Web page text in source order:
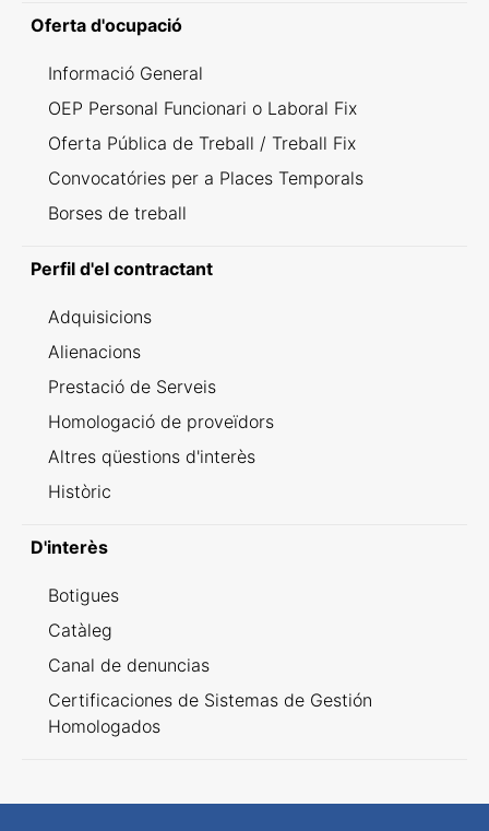
Oferta d'ocupació
Informació General
OEP Personal Funcionari o Laboral Fix
Oferta Pública de Treball / Treball Fix
Convocatóries per a Places Temporals
Borses de treball
Perfil d'el contractant
Adquisicions
Alienacions
Prestació de Serveis
Homologació de proveïdors
Altres qüestions d'interès
Històric
D'interès
Botigues
Catàleg
Canal de denuncias
Certificaciones de Sistemas de Gestión
Homologados